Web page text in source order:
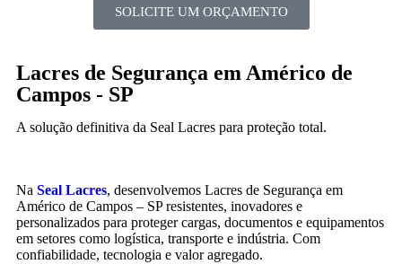
SOLICITE UM ORÇAMENTO
Lacres de Segurança em Américo de
Campos - SP
A solução definitiva da Seal Lacres para proteção total.
Na Seal Lacres, desenvolvemos Lacres de Segurança em
Américo de Campos – SP resistentes, inovadores e
personalizados para proteger cargas, documentos e equipamentos
em setores como logística, transporte e indústria. Com
confiabilidade, tecnologia e valor agregado.